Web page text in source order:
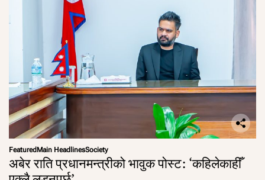
Featured Main HeadlinesSociety
अबेर राति प्रधानमन्त्रीको भावुक पोस्ट: ‘कहिलेकाहीँ